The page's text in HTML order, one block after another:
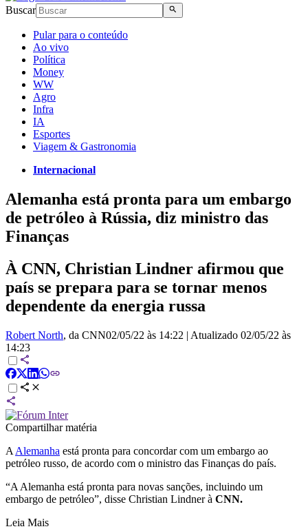
Buscar
Pular para o conteúdo
Ao vivo
Política
Money
WW
Agro
Infra
IA
Esportes
Viagem & Gastronomia
Internacional
Alemanha está pronta para um embargo
de petróleo à Rússia, diz ministro das
Finanças
À CNN, Christian Lindner afirmou que
país se prepara para se tornar menos
dependente da energia russa
Robert North, da CNN02/05/22 às 14:22 | Atualizado 02/05/22 às
14:23
Compartilhar matéria
A Alemanha está pronta para concordar com um embargo ao
petróleo russo, de acordo com o ministro das Finanças do país.
“A Alemanha está pronta para novas sanções, incluindo um
embargo de petróleo”, disse Christian Lindner à CNN.
Leia Mais